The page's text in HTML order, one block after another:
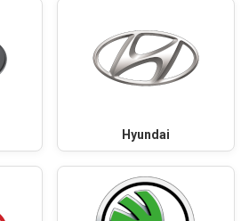
Hyundai